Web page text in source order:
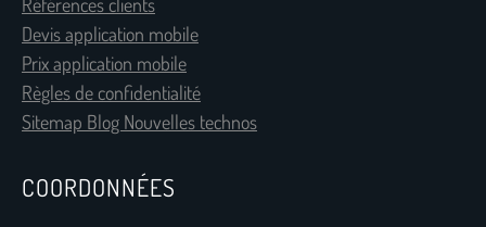
Devis application mobile
Prix application mobile
Règles de confidentialité
Sitemap Blog Nouvelles technos
COORDONNÉES